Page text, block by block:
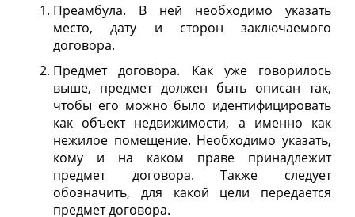
Преамбула. В ней необходимо указать
место, дату и сторон заключаемого
договора.
Предмет договора. Как уже говорилось
выше, предмет должен быть описан так,
чтобы его можно было идентифицировать
как объект недвижимости, а именно как
нежилое помещение. Необходимо указать,
кому и на каком праве принадлежит
предмет договора. Также следует
обозначить, для какой цели передается
предмет договора.